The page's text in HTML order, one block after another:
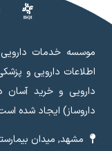
موسسه خدمات
اطلاعات دارویی و
دارویی و خرید
داروساز) ایجاد شده
مشهد, میدان